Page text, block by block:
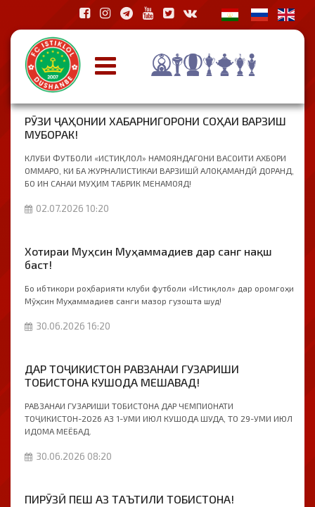
РӮЗИ ҶАҲОНИИ ХАБАРНИГОРОНИ СОҲАИ ВАРЗИШ
МУБОРАК!
КЛУБИ ФУТБОЛИ «ИСТИҚЛОЛ» НАМОЯНДАГОНИ ВАСОИТИ АХБОРИ
ОММАРО, КИ БА ЖУРНАЛИСТИКАИ ВАРЗИШӢ АЛОҚАМАНДӢ ДОРАНД,
БО ИН САНАИ МУҲИМ ТАБРИК МЕНАМОЯД!
02.07.2026 10:20
Хотираи Муҳсин Муҳаммадиев дар санг нақш
баст!
Бо ибтикори роҳбарияти клуби футболи «Истиқлол» дар оромгоҳи
Мӯҳсин Муҳаммадиев санги мазор гузошта шуд!
30.06.2026 16:20
ДАР ТОҶИКИСТОН РАВЗАНАИ ГУЗАРИШИ
ТОБИСТОНА КУШОДА МЕШАВАД!
РАВЗАНАИ ГУЗАРИШИ ТОБИСТОНА ДАР ЧЕМПИОНАТИ
ТОҶИКИСТОН-2026 АЗ 1-УМИ ИЮЛ КУШОДА ШУДА, ТО 29-УМИ ИЮЛ
ИДОМА МЕЁБАД.
30.06.2026 08:20
ПИРӮЗӢ ПЕШ АЗ ТАЪТИЛИ ТОБИСТОНА!